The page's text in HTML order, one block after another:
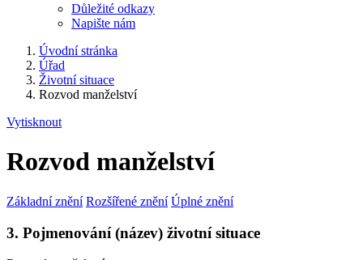
Důležité odkazy
Napište nám
Úvodní stránka
Úřad
Životní situace
Rozvod manželství
Vytisknout
Rozvod manželství
Základní znění Rozšířené znění Úplné znění
3. Pojmenování (název) životní situace